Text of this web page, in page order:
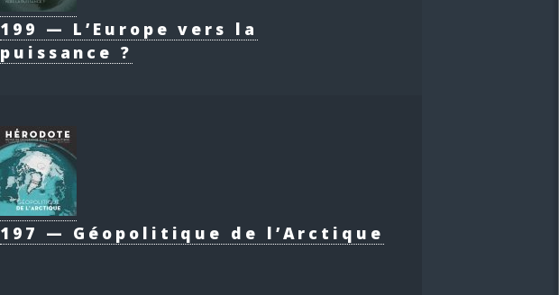
199 — L’Europe vers la
puissance ?
197 — Géopolitique de l’Arctique